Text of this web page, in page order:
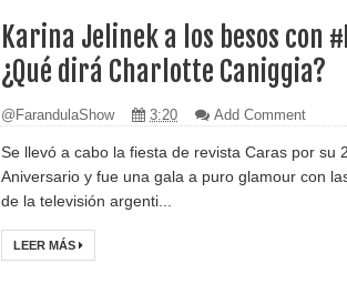
Karina Jelinek a los besos con
¿Qué dirá Charlotte Caniggia?
@FarandulaShow 3:20 Add Comment
Se llevó a cabo la fiesta de revista Caras por su
Aniversario y fue una gala a puro glamour con
de la televisión argenti...
LEER MÁS